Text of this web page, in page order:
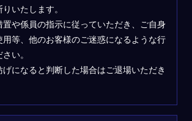
いたします。
や係員の指示に従っていただき、ご自身
用等、他のお客様のご迷惑になるような行
い。
になると判断した場合はご退場いただき